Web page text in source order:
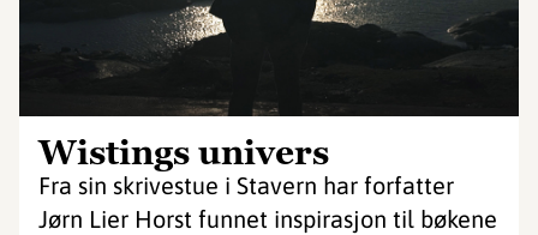
Wistings univers
Fra sin skrivestue i Stavern har forfatter
Jørn Lier Horst funnet inspirasjon til bøkene